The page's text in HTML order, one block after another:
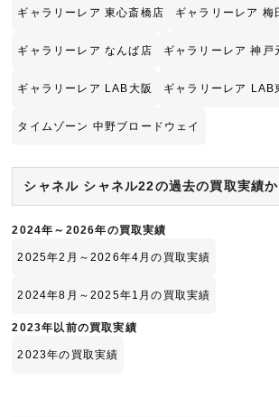
ギャラリーレア 東心斎橋店 ギャラリーレア 梅
ギャラリーレア なんば店 ギャラリーレア 神戸
ギャラリーレア LAB大阪 ギャラリーレア LAB
タイムゾーン 中野ブロードウェイ
シャネル シャネル22の過去の買取実績
2024年～2026年の買取実績
2025年2月～2026年4月の買取実績
2024年8月～2025年1月の買取実績
2023年以前の買取実績
2023年の買取実績